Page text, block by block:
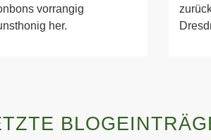
vorrangig
her.